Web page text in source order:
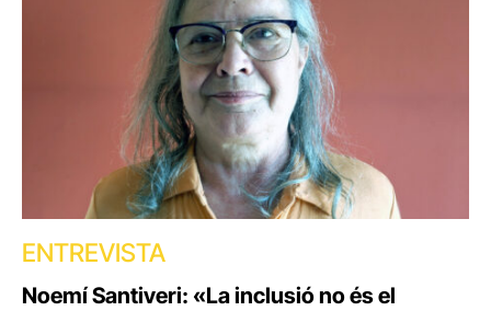
ENTREVISTA
Noemí Santiveri: «La inclusió no és el